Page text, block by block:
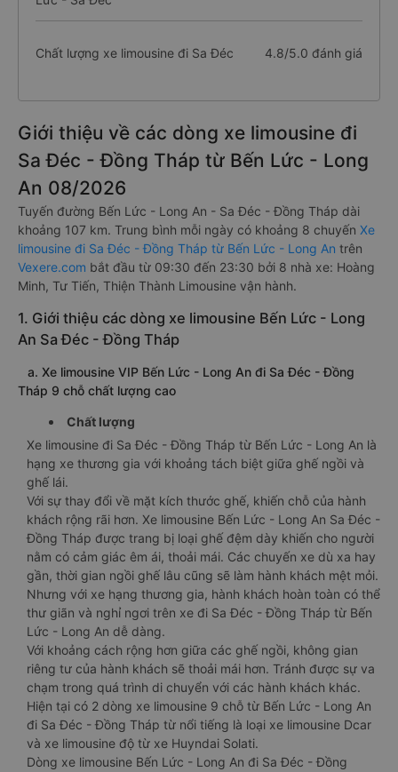
Chất lượng xe limousine đi Sa Đéc 4.8/5.0 đánh giá
Giới thiệu về các dòng xe limousine đi
Sa Đéc - Đồng Tháp từ Bến Lức - Long
An 08/2026
Tuyến đường Bến Lức - Long An - Sa Đéc - Đồng Tháp dài
khoảng 107 km. Trung bình mỗi ngày có khoảng 8 chuyến Xe
limousine đi Sa Đéc - Đồng Tháp từ Bến Lức - Long An trên
Vexere.com bắt đầu từ 09:30 đến 23:30 bởi 8 nhà xe: Hoàng
Minh, Tư Tiến, Thiện Thành Limousine vận hành.
1. Giới thiệu các dòng xe limousine Bến Lức - Long
An Sa Đéc - Đồng Tháp
a. Xe limousine VIP Bến Lức - Long An đi Sa Đéc - Đồng
Tháp 9 chỗ chất lượng cao
Chất lượng
Xe limousine đi Sa Đéc - Đồng Tháp từ Bến Lức - Long An là
hạng xe thương gia với khoảng tách biệt giữa ghế ngồi và
ghế lái.
Với sự thay đổi về mặt kích thước ghế, khiến chỗ của hành
khách rộng rãi hơn. Xe limousine Bến Lức - Long An Sa Đéc -
Đồng Tháp được trang bị loại ghế đệm dày khiến cho người
nằm có cảm giác êm ái, thoải mái. Các chuyến xe dù xa hay
gần, thời gian ngồi ghế lâu cũng sẽ làm hành khách mệt mỏi.
Nhưng với xe hạng thương gia, hành khách hoàn toàn có thể
thư giãn và nghỉ ngơi trên xe đi Sa Đéc - Đồng Tháp từ Bến
Lức - Long An dễ dàng.
Với khoảng cách rộng hơn giữa các ghế ngồi, không gian
riêng tư của hành khách sẽ thoải mái hơn. Tránh được sự va
chạm trong quá trình di chuyển với các hành khách khác.
Hiện tại có 2 dòng xe limousine 9 chỗ từ Bến Lức - Long An
đi Sa Đéc - Đồng Tháp từ nổi tiếng là loại xe limousine Dcar
và xe limousine độ từ xe Huyndai Solati.
Dòng xe limousine Bến Lức - Long An đi Sa Đéc - Đồng